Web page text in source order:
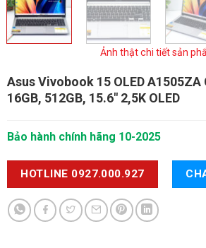
Ảnh thật chi tiết sản
Asus Vivobook 15 OLED A1505ZA
16GB, 512GB, 15.6" 2,5K OLED
Bảo hành chính hãng 10-2025
HOTLINE 0927.000.927